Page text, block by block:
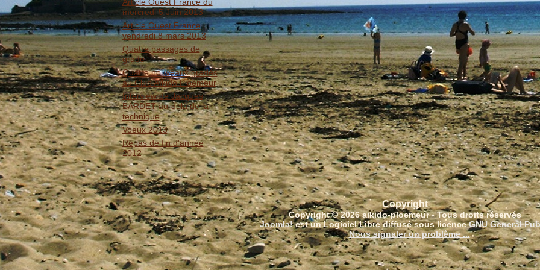
mercredi 5 Juin 2013
Article Ouest France
vendredi 8 mars 2013
Quatre passages de
grade
Quatre nouveaux gradés
au Club Aïkido Ploemeur
Interview de Jacques
BARDET au-delà de la
technique
Voeux 2013
Repas de fin d'année
2012
Copyright
Copyright © 2026 aikido-ploemeur - Tous droits réservés
Joomla!est un Logiciel Libre diffusé sous licenceGNU General
Nous signaler un problème ...